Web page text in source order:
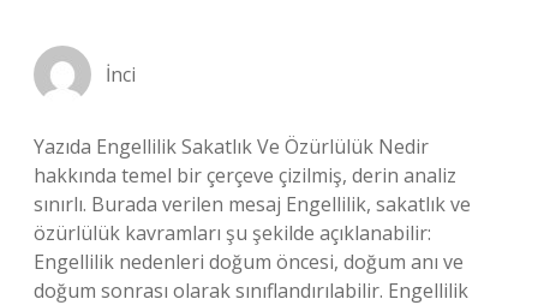
İnci
Yazıda Engellilik Sakatlık Ve Özürlülük Nedir
hakkında temel bir çerçeve çizilmiş, derin analiz
sınırlı. Burada verilen mesaj Engellilik, sakatlık ve
özürlülük kavramları şu şekilde açıklanabilir:
Engellilik nedenleri doğum öncesi, doğum anı ve
doğum sonrası olarak sınıflandırılabilir. Engellilik